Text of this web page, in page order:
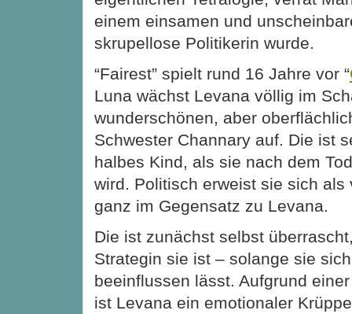
einem einsamen und
skrupellose Politikerin wurde.
“Fairest” spielt rund 16 Jahre vor “
Luna wächst Levana völlig im
wunderschönen, aber
Schwester Channary auf. Die ist
halbes Kind, als sie nach dem
wird. Politisch erweist sie sich als
ganz im Gegensatz zu Levana.
Die ist zunächst selbst
Strategin sie ist – solange sie
beeinflussen lässt. Aufgrund
ist Levana ein emotionaler